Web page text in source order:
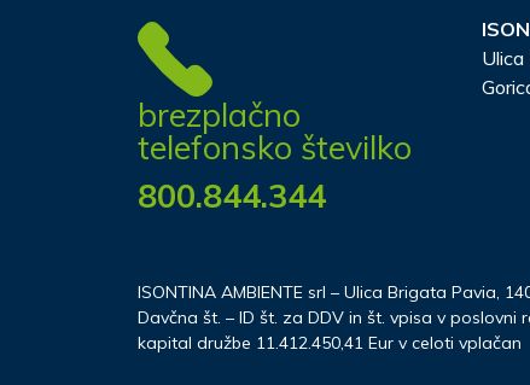
brezplačno
telefonsko številko
800.844.344
ISONTINA AMBIENTE srl – Ulica Brigata Pavia,
Davčna št. – ID št. za DDV in št. vpisa v poslovni
kapital družbe 11.412.450,41 Eur v celoti vplačan